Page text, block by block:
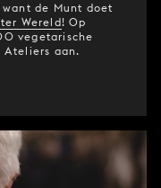
de Munt doet
Wereld! Op
vegetarische
Ateliers aan.